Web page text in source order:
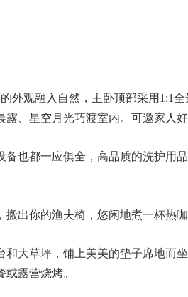
外观融入自然，主卧顶部采用1:1
露、星空月光巧渡室内。可邀家人
备也都一应俱全，高品质的洗护用
搬出你的渔夫椅，悠闲地煮一杯热
和大草坪，铺上美美的垫子席地而
露营烧烤。